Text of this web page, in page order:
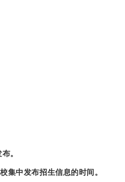
。
集中发布招生信息的时间。